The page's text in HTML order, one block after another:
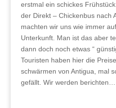
erstmal ein schickes
der Direkt – Chickenbus nach
machten wir uns wie immer
Unterkunft. Man ist das aber
dann doch noch etwas “
Touristen haben hier die
schwärmen von Antigua, mal
gefällt. Wir werden